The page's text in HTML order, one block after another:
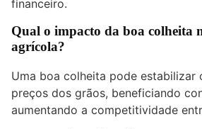
financeiro.
Qual o impacto da boa colheita
agrícola?
Uma boa colheita pode estabilizar
preços dos grãos, beneficiando
aumentando a competitividade